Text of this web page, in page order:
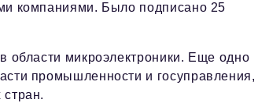
компаниями. Было подписано 25
области микроэлектроники. Еще одно
промышленности и госуправления,